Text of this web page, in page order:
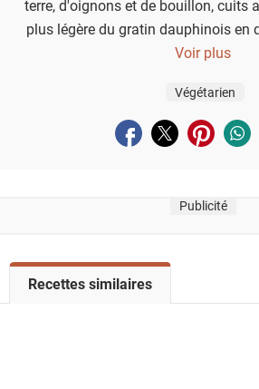
terre, d'oignons et de bouillon, cuits
plus légère du gratin dauphinois en
cette recette, on a aussi ajouté des
Voir plus
Végétarien
Partager sur facebook
Partager sur
Partager
Publicité
o
Recettes similaires